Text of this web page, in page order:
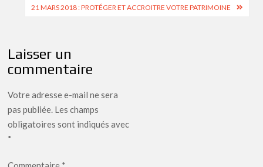
21 MARS 2018 : PROTÉGER ET ACCROITRE VOTRE PATRIMOINE
Laisser un
commentaire
Votre adresse e-mail ne sera
pas publiée. Les champs
obligatoires sont indiqués avec
*